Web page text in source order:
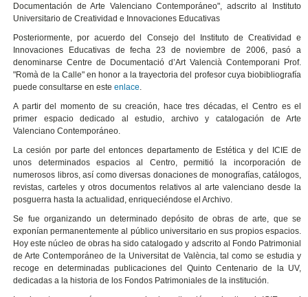
Documentación de Arte Valenciano Contemporáneo", adscrito al Instituto
Universitario de Creatividad e Innovaciones Educativas
Posteriormente, por acuerdo del Consejo del Instituto de Creatividad e
Innovaciones Educativas de fecha 23 de noviembre de 2006, pasó a
denominarse Centre de Documentació d’Art Valencià Contemporani Prof.
"Romà de la Calle" en honor a la trayectoria del profesor cuya biobibliografía
puede consultarse en esteenlace.
A partir del momento de su creación, hace tres décadas, el Centro es el
primer espacio dedicado al estudio, archivo y catalogación de Arte
Valenciano Contemporáneo.
La cesión por parte del entonces departamento de Estética y del ICIE de
unos determinados espacios al Centro, permitió la incorporación de
numerosos libros, así como diversas donaciones de monografías, catálogos,
revistas, carteles y otros documentos relativos al arte valenciano desde la
posguerra hasta la actualidad, enriqueciéndose el Archivo.
Se fue organizando un determinado depósito de obras de arte, que se
exponían permanentemente al público universitario en sus propios espacios.
Hoy este núcleo de obras ha sido catalogado y adscrito al Fondo Patrimonial
de Arte Contemporáneo de la Universitat de València, tal como se estudia y
recoge en determinadas publicaciones del Quinto Centenario de la UV,
dedicadas a la historia de los Fondos Patrimoniales de la institución.